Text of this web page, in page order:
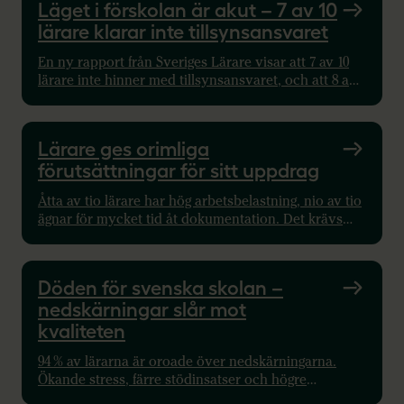
Läget i förskolan är akut – 7 av 10
lärare klarar inte tillsynsansvaret
En ny rapport från Sveriges Lärare visar att 7 av 10
lärare inte hinner med tillsynsansvaret, och att 8 av
Lärare ges orimliga
förutsättningar för sitt uppdrag
Åtta av tio lärare har hög arbetsbelastning, nio av tio
ägnar för mycket tid åt dokumentation. Det krävs
Döden för svenska skolan –
nedskärningar slår mot
kvaliteten
94 % av lärarna är oroade över nedskärningarna.
Ökande stress, färre stödinsatser och högre